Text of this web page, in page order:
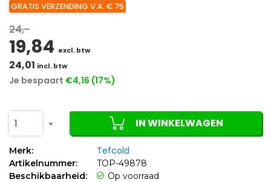
GRATIS VERZENDING V.A. € 75
24,-
19,84 excl. btw
24,01 incl. btw
Je bespaart €4,16 (17%)
1 IN WINKELWAGEN
Merk: Tefcold
Artikelnummer:
TOP-49878
Beschikbaarheid:
Op voorraad